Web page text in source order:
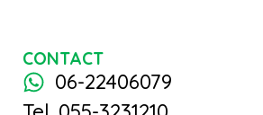
CONTACT
06-22406079